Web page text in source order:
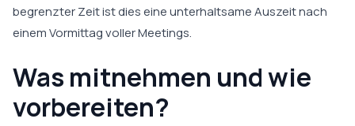
begrenzter Zeit ist dies eine unterhaltsame Auszeit nach
einem Vormittag voller Meetings.
Was mitnehmen und wie
vorbereiten?